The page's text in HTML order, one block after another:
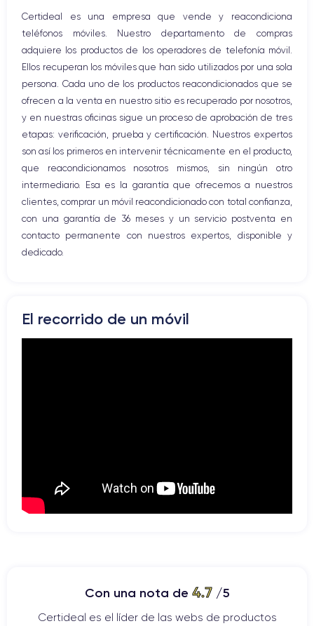
Botón Inicio
Bluetooth
WiFi
Red móvil
Vibración
Conector USB
Certideal es una empresa que vende y reacondiciona
teléfonos móviles. Nuestro departamento de compras
adquiere los productos de los operadores de telefonía móvil.
Ellos recuperan los móviles que han sido utilizados por una sola
persona. Cada uno de los productos reacondicionados que se
ofrecen a la venta en nuestro sitio es recuperado por nosotros,
y en nuestras oficinas sigue un proceso de aprobación de tres
etapas: verificación, prueba y certificación. Nuestros expertos
son así los primeros en intervenir técnicamente en el producto,
que reacondicionamos nosotros mismos, sin ningún otro
intermediario. Esa es la garantía que ofrecemos a nuestros
clientes, comprar un móvil reacondicionado con total confianza,
con una garantía de 36 meses y un servicio postventa en
contacto permanente con nuestros expertos, disponible y
dedicado.
El recorrido de un móvil
Con una nota de 4.7/5
Certideal es el líder de las webs de productos